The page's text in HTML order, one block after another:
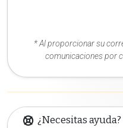
* Al proporcionar su
comunicaciones por
¿Necesitas ayuda?